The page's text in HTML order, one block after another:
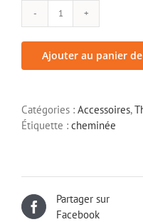
quantité
Cheminée
style
Ajouter au panier
Catégories : Accessoires,
Étiquette : cheminée
Partager sur
Facebook